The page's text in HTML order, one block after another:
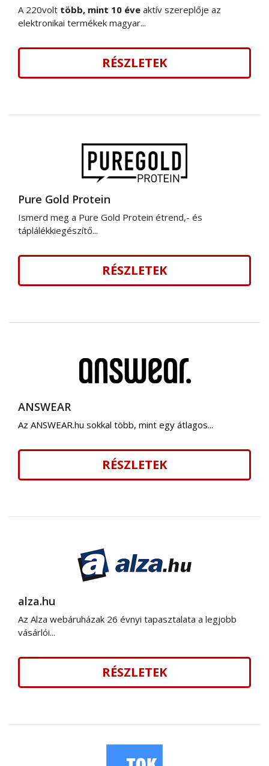
A 220volt több, mint 10 éve aktív szereplője az
elektronikai termékek magyar...
RÉSZLETEK
Pure Gold Protein
Ismerd meg a Pure Gold Protein étrend,- és
táplálékkiegészítő...
RÉSZLETEK
ANSWEAR
Az ANSWEAR.hu sokkal több, mint egy átlagos...
RÉSZLETEK
alza.hu
Az Alza webáruházak 26 évnyi tapasztalata a legjobb
vásárlói...
RÉSZLETEK